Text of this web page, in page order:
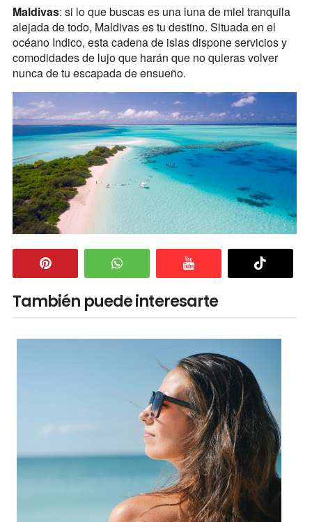
Maldivas: si lo que buscas es una luna de miel tranquila
alejada de todo, Maldivas es tu destino. Situada en el
océano Indico, esta cadena de islas dispone servicios y
comodidades de lujo que harán que no quieras volver
nunca de tu escapada de ensueño.
También puede interesarte